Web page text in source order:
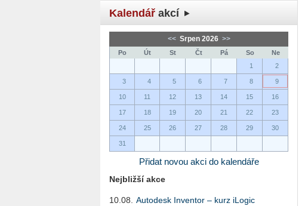
Kalendář akcí
<< Srpen 2026 >>
Po Út St Čt Pá So
Ne
1
2
3 4 5 6 7 8 9
10 11 12 13 14 15 16
17 18 19 20 21 22 23
24 25 26 27 28 29 30
31
Přidat novou akci do kalendáře
Nejbližší akce
10.08.
Autodesk Inventor – kurz iLogic